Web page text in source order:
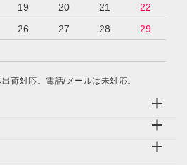
19 20 21
22
26 27 28
29
荷対応。電話/メールは未対応。